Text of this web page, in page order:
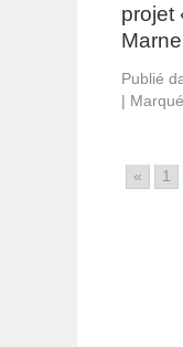
projet
Publié
|
« 1